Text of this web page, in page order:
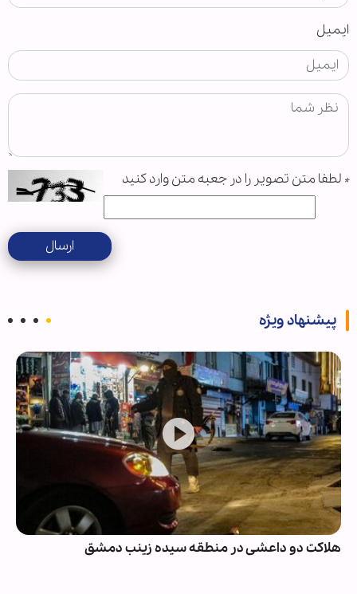
ایمیل
* لطفا متن تصویر را در جعبه متن وارد کنید
ارسال
پیشنهاد ویژه
هلاکت دو داعشی در منطقه سیده زینب دمشق